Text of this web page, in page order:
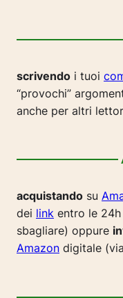
scrivendo i tuoi
“provochi”
anche per altri
acquistando su
dei link entro le
sbagliare) oppure
Amazon digitale